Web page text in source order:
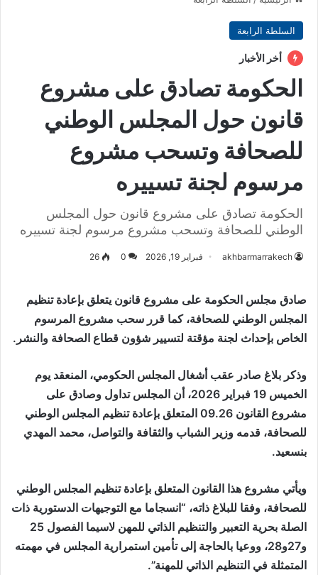
السلطة الرابعة
أخر الأخبار
الحكومة تصادق على مشروع
قانون حول المجلس الوطني
للصحافة وتسحب مشروع
مرسوم لجنة تسييره
الحكومة تصادق على مشروع قانون حول المجلس
الوطني للصحافة وتسحب مشروع مرسوم لجنة تسييره
akhbarmarrakech فبراير 19, 2026 0
26
صادق مجلس الحكومة على مشروع قانون يتعلق بإعادة تنظيم
المجلس الوطني للصحافة، كما قرر سحب مشروع المرسوم
الخاص بإحداث لجنة مؤقتة لتسيير شؤون قطاع الصحافة والنشر.
وذكر بلاغ صادر عقب أشغال المجلس الحكومي، المنعقد يوم
الخميس 19 فبراير 2026، أن المجلس تداول وصادق على
مشروع القانون 09.26 المتعلق بإعادة تنظيم المجلس الوطني
للصحافة، قدمه وزير الشباب والثقافة والتواصل، محمد المهدي
بنسعيد.
ويأتي مشروع هذا القانون المتعلق بإعادة تنظيم المجلس الوطني
للصحافة، وفقا للبلاغ ذاته، “انسجاما مع التوجيهات الدستورية ذات
الصلة بحرية التعبير والتنظيم الذاتي للمهن لاسيما الفصول 25
و27و28، ووعيا بالحاجة إلى تأمين استمرارية المجلس في مهمته
المتمثلة في التنظيم الذاتي للمهنة”.